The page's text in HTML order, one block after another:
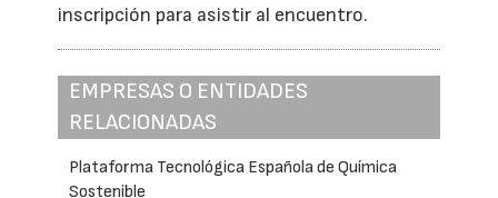
inscripción para asistir al encuentro.
EMPRESAS O ENTIDADES
RELACIONADAS
Plataforma Tecnológica Española de Química
Sostenible